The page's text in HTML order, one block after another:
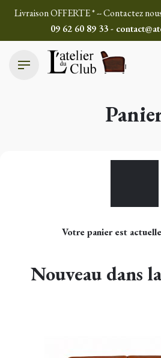
Livraison OFFERTE * -- Contactez
09 62 60 89 33 -
Votre panier est
Nouveau dans